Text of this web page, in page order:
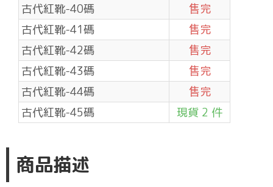
古代紅靴-40碼
售完
古代紅靴-41碼
售完
古代紅靴-42碼
售完
古代紅靴-43碼
售完
古代紅靴-44碼
售完
古代紅靴-45碼
現貨 2 件
商品描述